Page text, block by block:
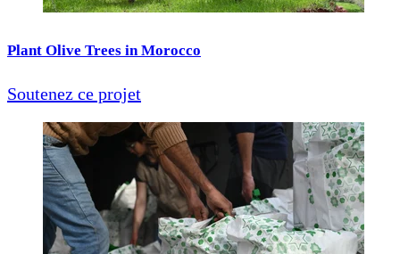
Plant Olive Trees in Morocco
Soutenez ce projet